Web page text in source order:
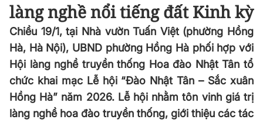
làng nghề nổi tiếng đất Kinh kỳ
Chiều 19/1, tại Nhà vườn Tuấn Việt (phường Hồng
Hà, Hà Nội), UBND phường Hồng Hà phối hợp với
Hội làng nghề truyền thống Hoa đào Nhật Tân tổ
chức khai mạc Lễ hội “Đào Nhật Tân – Sắc xuân
Hồng Hà” năm 2026. Lễ hội nhằm tôn vinh giá trị
làng nghề hoa đào truyền thống, giới thiệu các tác